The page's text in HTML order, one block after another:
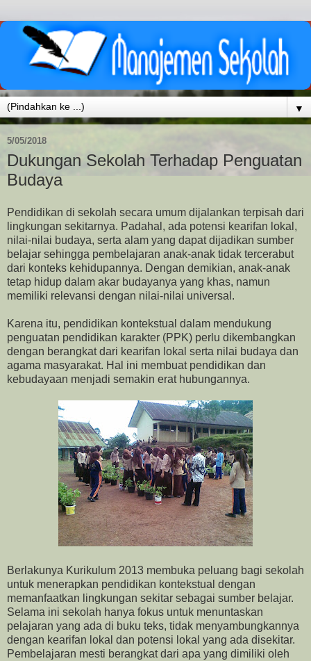
▼
5/05/2018
Dukungan Sekolah Terhadap Penguatan
Budaya
Pendidikan di sekolah secara umum dijalankan terpisah dari
lingkungan sekitarnya. Padahal, ada potensi kearifan lokal,
nilai-nilai budaya, serta alam yang dapat dijadikan sumber
belajar sehingga pembelajaran anak-anak tidak tercerabut
dari konteks kehidupannya. Dengan demikian, anak-anak
tetap hidup dalam akar budayanya yang khas, namun
memiliki relevansi dengan nilai-nilai universal.
Karena itu, pendidikan kontekstual dalam mendukung
penguatan pendidikan karakter (PPK) perlu dikembangkan
dengan berangkat dari kearifan lokal serta nilai budaya dan
agama masyarakat. Hal ini membuat pendidikan dan
kebudayaan menjadi semakin erat hubungannya.
Berlakunya Kurikulum 2013 membuka peluang bagi sekolah
untuk menerapkan pendidikan kontekstual dengan
memanfaatkan lingkungan sekitar sebagai sumber belajar.
Selama ini sekolah hanya fokus untuk menuntaskan
pelajaran yang ada di buku teks, tidak menyambungkannya
dengan kearifan lokal dan potensi lokal yang ada disekitar.
Pembelajaran mesti berangkat dari apa yang dimiliki oleh